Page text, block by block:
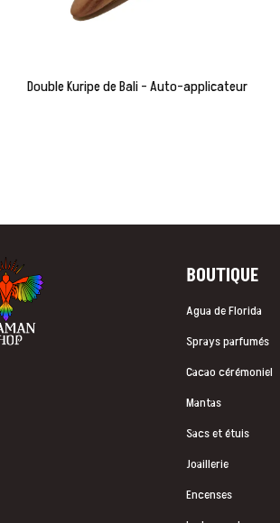
Double Kuripe de Bali – Auto-applicateur
BOUTIQUE
Agua de Florida
Sprays parfumés
Cacao cérémoniel
Mantas
Sacs et étuis
Joaillerie
Encenses